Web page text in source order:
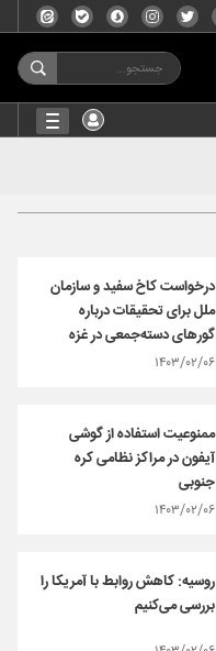
درخواست کاخ سفید و سازمان
ملل برای تحقیقات درباره
گورهای دسته‌جمعی در غزه
۱۴۰۳/۰۲/۰۶
ممنوعیت استفاده از گوشی
آیفون در مراکز نظامی کره‌
جنوبی
۱۴۰۳/۰۲/۰۶
روسیه: کاهش روابط با آمریکا را
بررسی می‌کنیم